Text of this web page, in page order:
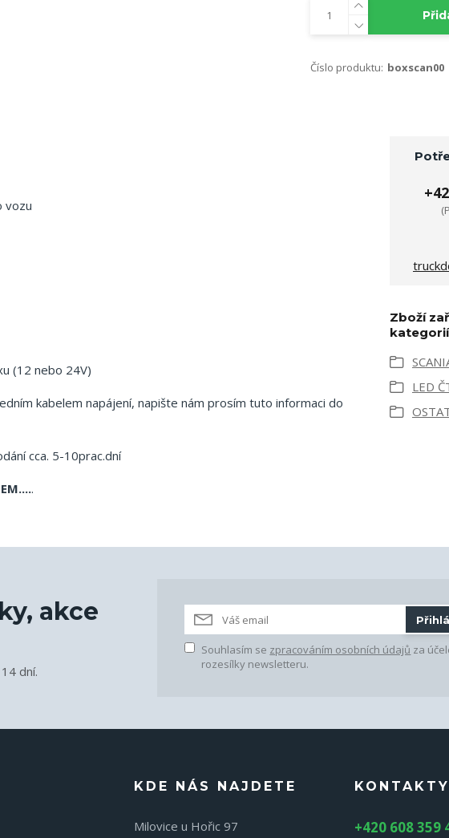
Číslo produktu: boxscan00
vozu
(12 nebo 24V)
kabelem napájení, napište nám prosím tuto informaci do
cca. 5-10prac.dní
.
Zboží
LED
akce
dní.
Souhlasím se zpracováním osobních údajů za
rozesílky newsletteru.
KDE NÁS NAJDETE
Milovice u Hořic 97
KONTAKTY
+420 608 359